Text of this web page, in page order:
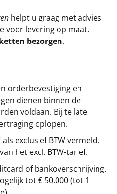
helpt u graag met advies
voor levering op maat.
bezorgen.
orderbevestiging en
dienen binnen de
voldaan. Bij te late
oplopen.
exclusief BTW vermeld.
het excl. BTW-tarief.
of bankoverschrijving.
tot € 50.000 (tot 1